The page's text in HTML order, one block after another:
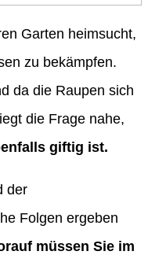
Garten heimsucht,
zu bekämpfen.
da die Raupen sich
die Frage nahe,
giftig ist.
der
Folgen ergeben
müssen Sie im